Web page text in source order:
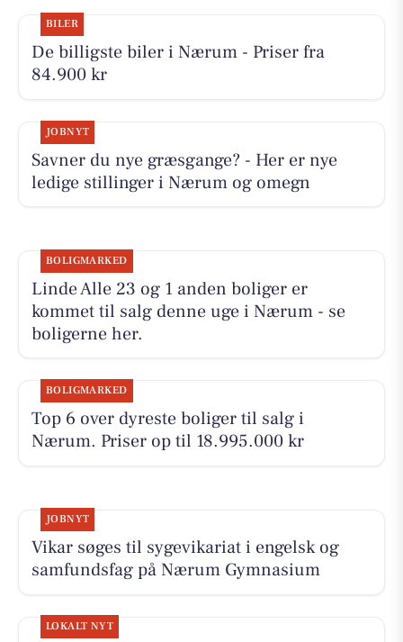
BILER
De billigste biler i Nærum - Priser fra
84.900 kr
JOBNYT
Savner du nye græsgange? - Her er nye
ledige stillinger i Nærum og omegn
BOLIGMARKED
Linde Alle 23 og 1 anden boliger er
kommet til salg denne uge i Nærum - se
boligerne her.
BOLIGMARKED
Top 6 over dyreste boliger til salg i
Nærum. Priser op til 18.995.000 kr
JOBNYT
Vikar søges til sygevikariat i engelsk og
samfundsfag på Nærum Gymnasium
LOKALT NYT